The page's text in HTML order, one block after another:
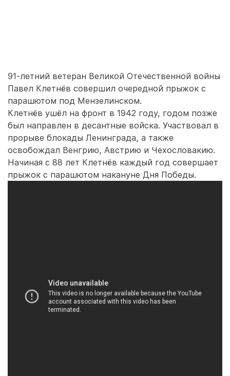
91-летний ветеран Великой Отечественной войны
Павел Клетнёв совершил очередной прыжок с
парашютом под Мензелинском.
Клетнёв ушёл на фронт в 1942 году, годом позже
был направлен в десантные войска. Участвовал в
прорыве блокады Ленинграда, а также
освобождал Венгрию, Австрию и Чехословакию.
Начиная с 88 лет Клетнёв каждый год совершает
прыжок с парашютом накануне Дня Победы.